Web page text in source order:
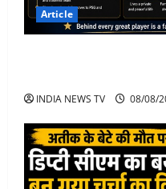
Article
INDIA NEWS TV 08/08/